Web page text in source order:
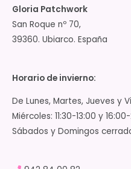
Gloria Patchwork
San Roque nº 70,
39360. Ubiarco. España
Horario de invierno:
De Lunes, Martes, Jueves y
Miércoles: 11:30-13:00 y
Sábados y Domingos